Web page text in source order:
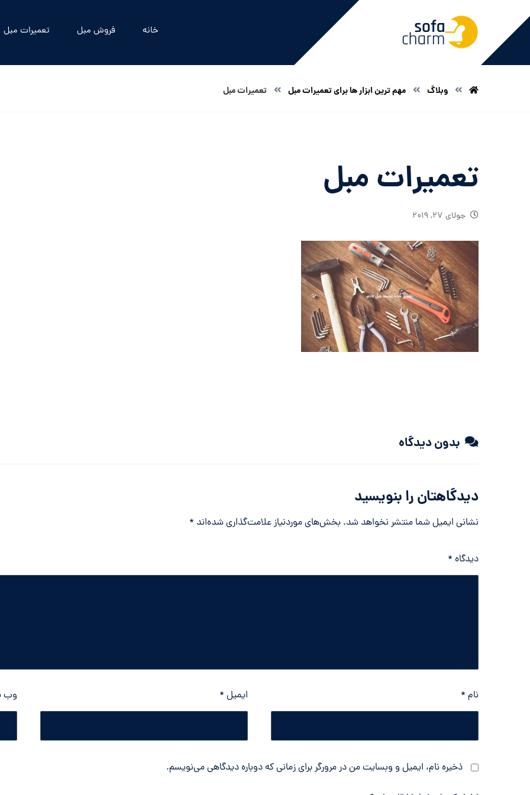
خانه فروش مبل تعمیرات مبل
وبلاگ مهم ترین ابزار ها برای تعمیرات مبل تعمیرات مبل
تعمیرات مبل
جولای ۲۷, ۲۰۱۹
بدون دیدگاه
دیدگاهتان را بنویسید
نشانی ایمیل شما منتشر نخواهد شد. بخش‌های موردنیاز علامت‌گذاری شده‌اند *
دیدگاه *
نام * ایمیل * وب‌
ذخیره نام، ایمیل و وبسایت من در مرورگر برای زمانی که دوباره دیدگاهی می‌نویسم.